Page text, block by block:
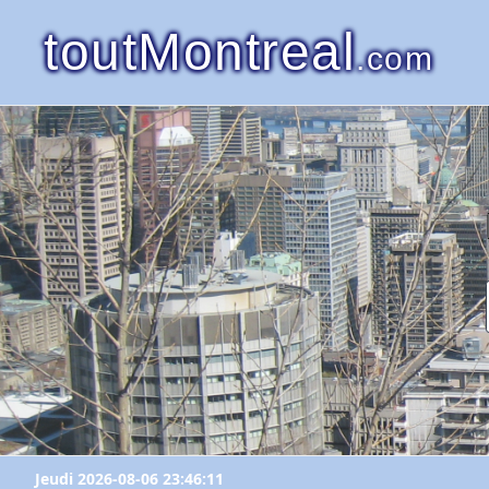
toutMontreal.com
Jeudi 2026-08-06 23:46:11